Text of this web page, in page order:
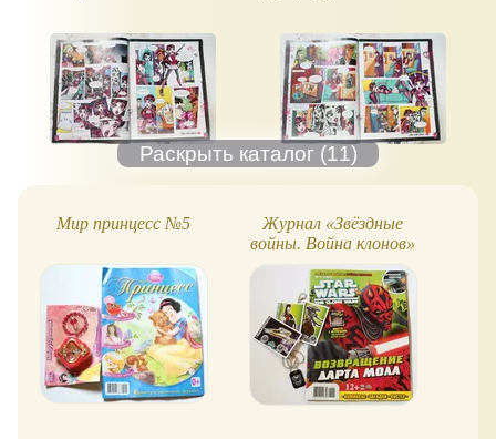
Мир принцесс №5
Журнал «Звёздные
войны. Война клонов»